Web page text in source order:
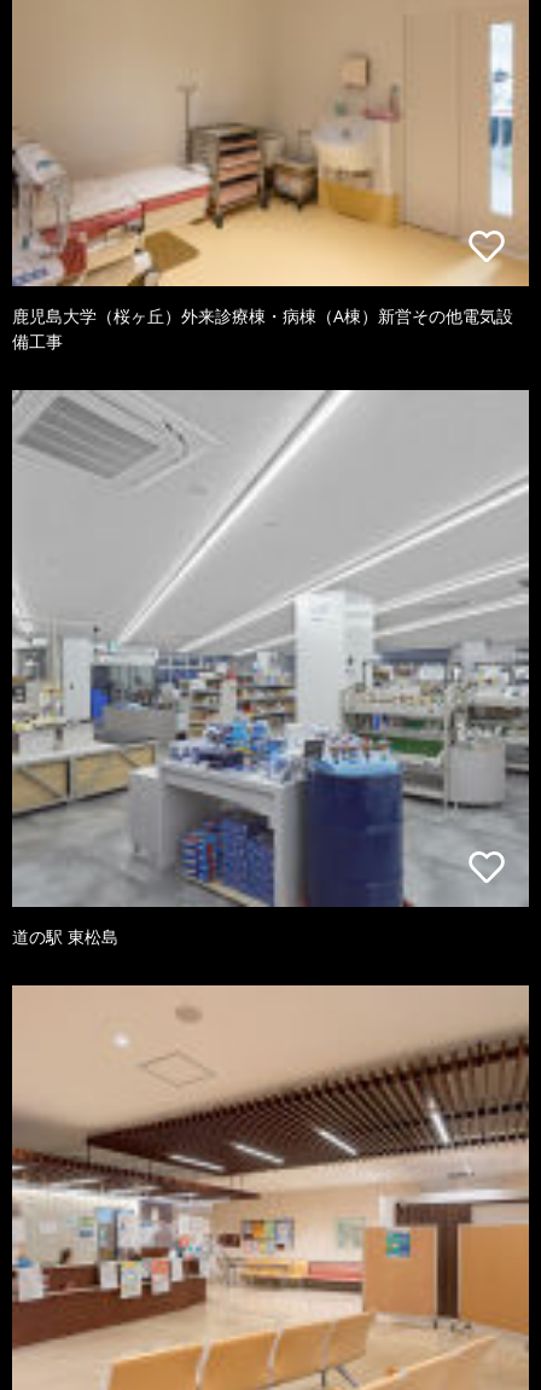
鹿児島大学（桜ヶ丘）外来診療棟・病棟（A棟）新営その他電気設
備工事
道の駅 東松島